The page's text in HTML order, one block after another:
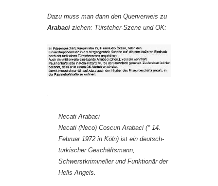
Dazu muss man dann den Querverweis zu
Arabaci ziehen: Türsteher-Szene und OK:
.
Necati Arabaci
Necati (Neco) Coscun Arabaci (* 14.
Februar 1972 in Köln) ist ein deutsch-
türkischer Geschäftsmann,
Schwerstkrimineller und Funktionär der
Hells Angels.